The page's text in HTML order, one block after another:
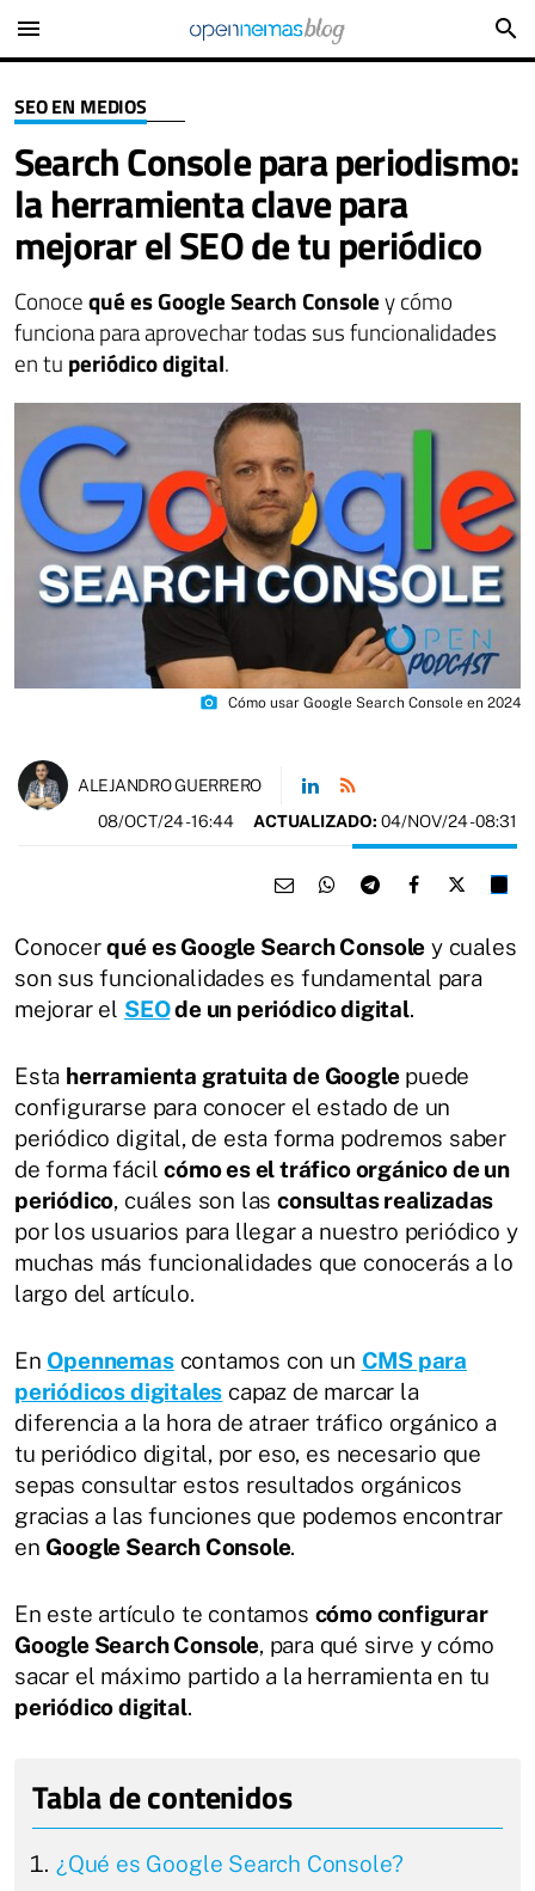
menu search
SEO EN MEDIOS
Search Console para periodismo:
la herramienta clave para
mejorar el SEO de tu periódico
Conocequé es Google Search Consoley cómo
funciona para aprovechar todas sus funcionalidades
en tu periódico digital.
photo_camera Cómo usar Google Search Console en 2024
ALEJANDRO GUERRERO
08/OCT/24- 16:44 ACTUALIZADO: 04/NOV/24 - 08:31
​Conocerqué es Google Search Console y cuales
son sus funcionalidades es fundamental para
mejorar el SEOde un periódico digital.
Esta herramienta gratuita de Googlepuede
configurarse para conocer el estado de un
periódico digital, de esta forma podremos saber
de forma fácilcómo es el tráfico orgánico de un
periódico, cuáles son lasconsultas realizadas
por los usuarios para llegar a nuestro periódico y
muchas más funcionalidades que conocerás a lo
largo del artículo.
En Opennemascontamos con un CMS para
periódicos digitales capaz de marcar la
diferencia a la hora de atraer tráfico orgánico a
tu periódico digital, por eso, es necesario que
sepas consultar estos resultados orgánicos
gracias a las funciones que podemos encontrar
en Google Search Console.
En este artículo te contamos cómo configurar
Google Search Console, para qué sirve y cómo
sacar el máximo partido a la herramienta en tu
periódico digital.
¿Qué es Google Search Console?